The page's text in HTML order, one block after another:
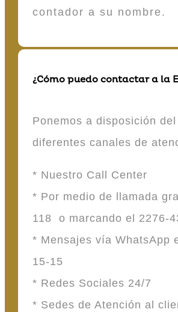
contador a su nombre.
¿Cómo puedo contactar a la
Ponemos a disposición
diferentes canales de
* Nuestro Call Center
* Por medio de llamada
118 o marcando el 2276-
* Mensajes vía WhatsApp
15-15
* Redes Sociales 24/7
* Sedes de Atención al